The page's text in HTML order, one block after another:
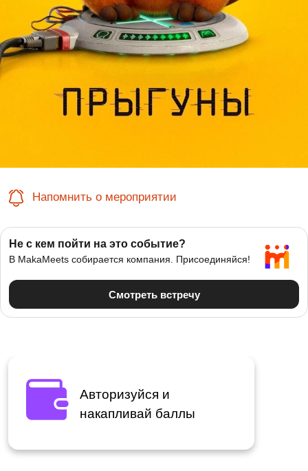
Напомнить о мероприятии
Авторизуйся и
накапливай баллы